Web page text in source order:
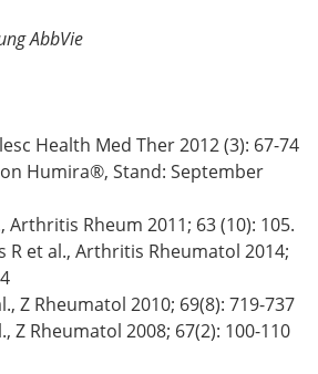
AbbVie
Health Med Ther 2012 (3): 67-74
Humira®, Stand: September
Arthritis Rheum 2011; 63 (10): 105.
R et al., Arthritis Rheumatol 2014;
Z Rheumatol 2010; 69(8): 719-737
Z Rheumatol 2008; 67(2): 100-110